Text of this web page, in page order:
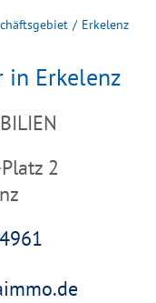
Erkelenz
Erkelenz
2